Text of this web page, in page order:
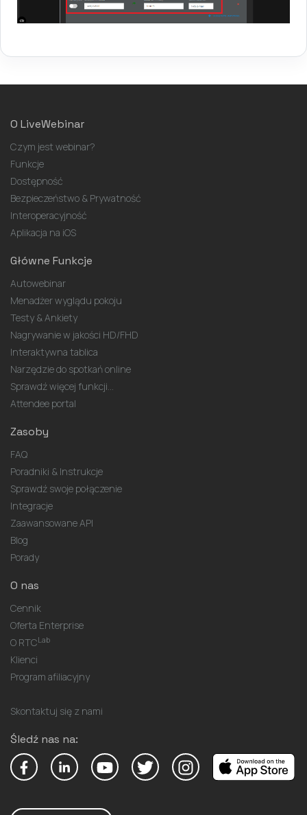
O LiveWebinar
Czym jest webinar?
Funkcje
Dostępność
Bezpieczeństwo & Prywatność
Interoperacyjność
Aplikacja na iOS
Główne Funkcje
Autowebinar
Menadżer wyglądu pokoju
Testy & Ankiety
Nagrywanie w jakości HD/FHD
Interaktywna tablica
Narzędzie do spotkań online
Sprawdź więcej funkcji...
Attendee portal
Zasoby
FAQ
Poradniki & Instrukcje
Sprawdź swoje połączenie
Integracje
Zaawansowane API
Blog
Porady
O nas
Cennik
Oferta Enterprise
O RTCLab
Klienci
Program afiliacyjny
Skontaktuj się z nami
Śledź nas na: